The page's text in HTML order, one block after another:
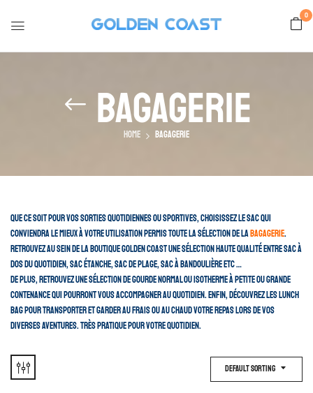
0
Bagagerie
Home Bagagerie
Que ce soit pour vos sorties quotidiennes ou sportives, choisissez le sac qui
conviendra le mieux à votre utilisation permis toute la sélection de la bagagerie.
Retrouvez au sein de la boutique GOLDEN COAST une sélection haute qualité entre sac à
dos du quotidien, sac étanche, sac de plage, sac à bandoulière etc …
De plus, retrouvez une sélection de gourde normal ou isotherme à petite ou grande
contenance qui pourront vous accompagner au quotidien. Enfin, découvrez les lunch
bag pour transporter et garder au frais ou au chaud votre repas lors de vos
diverses aventures. Très pratique pour votre quotidien.
Default Sorting